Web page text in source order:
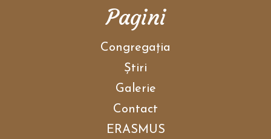
Pagini
Congregaţia
Ştiri
Galerie
Contact
ERASMUS